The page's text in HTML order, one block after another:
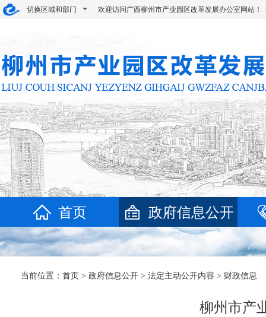
切换区域和部门 欢迎访问广西柳州市产业园区改革发展办公室网站
首页 政府信息公开
当前位置： 首页 > 政府信息公开 > 法定主动公开内容 > 财政信息
柳州市产